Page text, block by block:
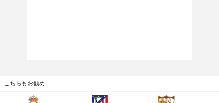
こちらもお勧め